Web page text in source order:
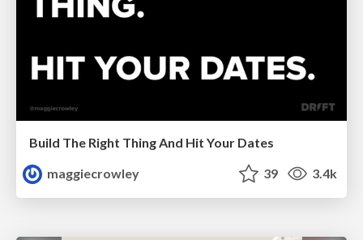
Build The Right Thing And Hit Your Dates
maggiecrowley
39 3.4k